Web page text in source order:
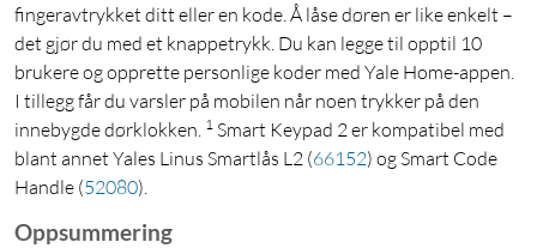
fingeravtrykket ditt eller en kode. Å låse døren er like enkelt –
det gjør du med et knappetrykk. Du kan legge til opptil 10
brukere og opprette personlige koder med Yale Home-appen.
I tillegg får du varsler på mobilen når noen trykker på den
innebygde dørklokken. 1 Smart Keypad 2 er kompatibel med
blant annet Yales Linus Smartlås L2 (66152) og Smart Code
Handle (52080).
Oppsummering